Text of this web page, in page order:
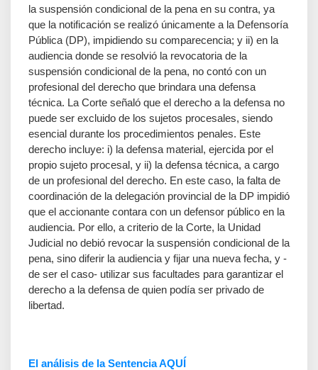
la suspensión condicional de la pena en su contra, ya
que la notificación se realizó únicamente a la Defensoría
Pública (DP), impidiendo su comparecencia; y ii) en la
audiencia donde se resolvió la revocatoria de la
suspensión condicional de la pena, no contó con un
profesional del derecho que brindara una defensa
técnica. La Corte señaló que el derecho a la defensa no
puede ser excluido de los sujetos procesales, siendo
esencial durante los procedimientos penales. Este
derecho incluye: i) la defensa material, ejercida por el
propio sujeto procesal, y ii) la defensa técnica, a cargo
de un profesional del derecho. En este caso, la falta de
coordinación de la delegación provincial de la DP impidió
que el accionante contara con un defensor público en la
audiencia. Por ello, a criterio de la Corte, la Unidad
Judicial no debió revocar la suspensión condicional de la
pena, sino diferir la audiencia y fijar una nueva fecha, y -
de ser el caso- utilizar sus facultades para garantizar el
derecho a la defensa de quien podía ser privado de
libertad.
El análisis de la Sentencia AQUÍ